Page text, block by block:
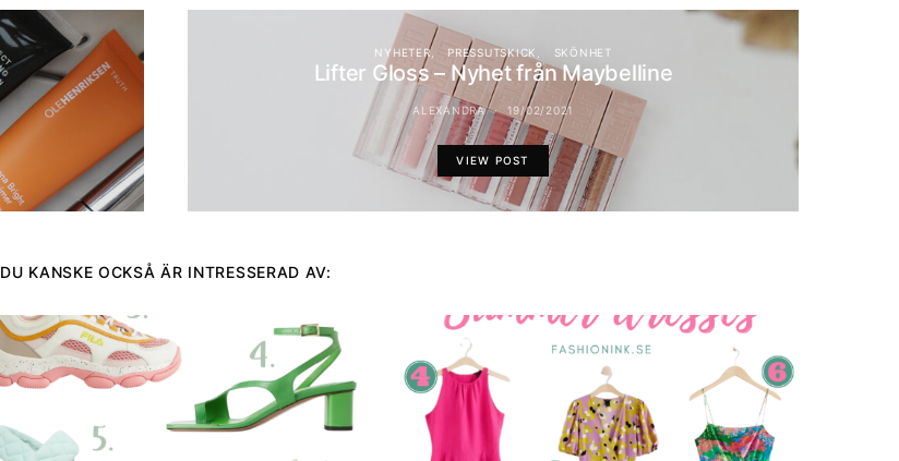
NYHETER PRESSUTSKICK SKÖNHET
Lifter Gloss – Nyhet från Maybelline
ALEXANDRA 19/02/2021
VIEW POST
DU KANSKE OCKSÅ ÄR INTRESSERAD AV: